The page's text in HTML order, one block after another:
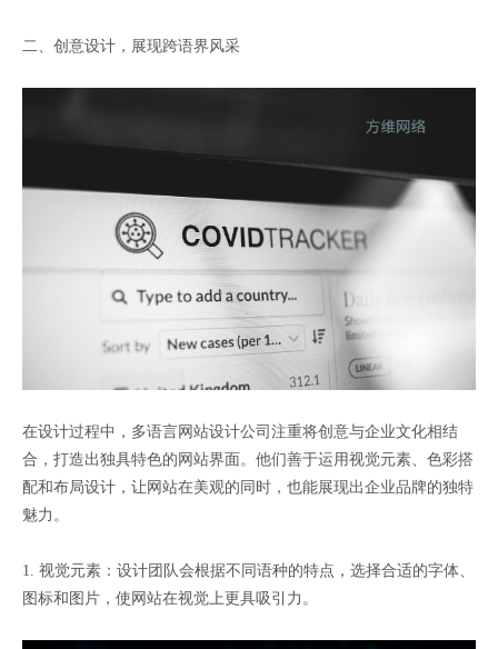
二、创意设计，展现跨语界风采
在设计过程中，多语言网站设计公司注重将创意与企业文化相结
合，打造出独具特色的网站界面。他们善于运用视觉元素、色彩搭
配和布局设计，让网站在美观的同时，也能展现出企业品牌的独特
魅力。
1. 视觉元素：设计团队会根据不同语种的特点，选择合适的字体、
图标和图片，使网站在视觉上更具吸引力。